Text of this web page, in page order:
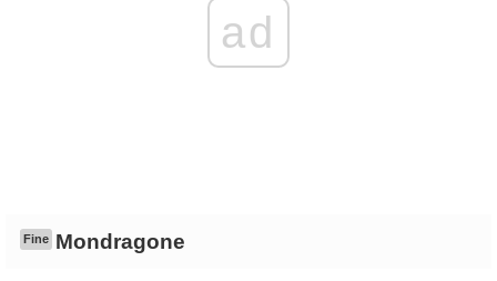
ad
Fine Mondragone